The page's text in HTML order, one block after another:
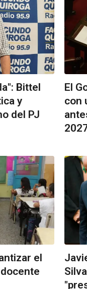
Bittel
y
del PJ
El
con
el